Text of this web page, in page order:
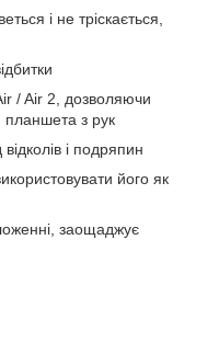
і не тріскається,
/ Air 2, дозволяючи
планшета з рук
і подряпин
його як
заощаджує